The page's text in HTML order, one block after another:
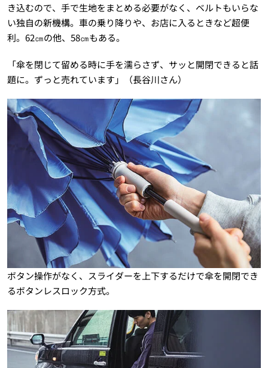
き込むので、手で生地をまとめる必要がなく、ベルトもいらな
い独自の新機構。車の乗り降りや、お店に入るときなど超便
利。62㎝の他、58㎝もある。
「傘を閉じて留める時に手を濡らさず、サッと開閉できると話
題に。ずっと売れています」（長谷川さん）
ボタン操作がなく、スライダーを上下するだけで傘を開閉でき
るボタンレスロック方式。